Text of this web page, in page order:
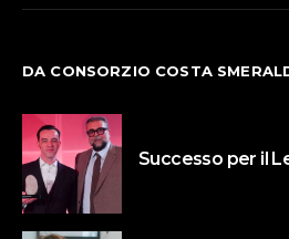
DA CONSORZIO COSTA
Successo per il